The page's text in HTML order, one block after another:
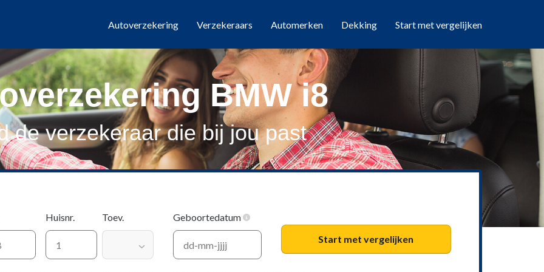
Autoverzekering Verzekeraars Automerken Dekking Start met vergelijken
BMW i8
de verzekeraar die bij jou past
Huisnr. Toev.
Geboortedatum
Start met vergelijken